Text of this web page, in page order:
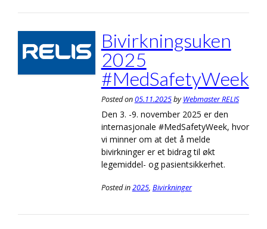
Bivirkningsuken
2025
#MedSafetyWeek
Posted on05.11.2025byWebmaster RELIS
Den 3. -9. november 2025 er den
internasjonale #MedSafetyWeek, hvor
vi minner om at det å melde
bivirkninger er et bidrag til økt
legemiddel- og pasientsikkerhet.
Posted in2025, Bivirkninger